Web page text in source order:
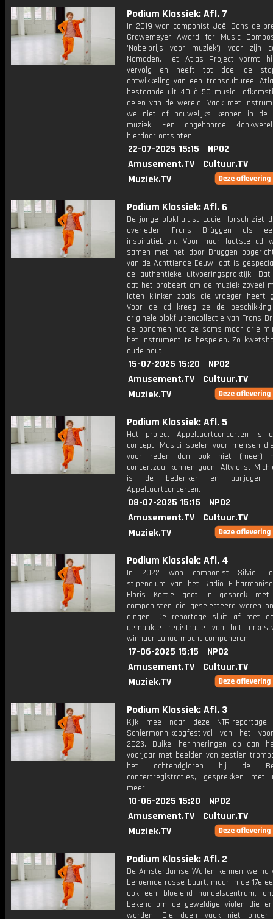
Podium Klassiek: Afl. 7
In 2019 won componist Joël Bons de
Grawemeyer Award for Music
'Nobelprijs voor muziek') voor zijn
Nomaden. Het Atlas Project vormt
vervolg en heeft tot doel de
ontwikkeling van een transcultureel
bestaande uit 40 à 50 musici,
delen van de wereld. Vaak met
we niet of nauwelijks kennen in de
muziek. Een ongehoorde
hierdoor ontsloten.
22-07-2025 15:15
NPO2
Amusement.TV
Cultuur.TV
Muziek.TV
Podium Klassiek: Afl. 6
De jonge blokfluitist Lucie Horsch ziet
overleden Frans Brüggen als
inspiratiebron. Voor haar laatste cd
samen met het door Brüggen
van de Achttiende Eeuw, dat is
de authentieke uitvoeringspraktijk.
dat het probeert om de muziek zoveel
laten klinken zoals die vroeger heeft
Voor de cd kreeg ze de
originele blokfluitencollectie van Frans
de opnamen had ze soms maar drie
het instrument te bespelen. Zo
oude hout.
15-07-2025 15:20
NPO2
Amusement.TV
Cultuur.TV
Muziek.TV
Podium Klassiek: Afl. 5
Het project Appeltaartconcerten is
concept. Musici spelen voor mensen
voor reden dan ook niet (meer)
concertzaal kunnen gaan. Altviolist
is de bedenker en aanjager
Appeltaartconcerten.
08-07-2025 15:15
NPO2
Amusement.TV
Cultuur.TV
Muziek.TV
Podium Klassiek: Afl. 4
In 2022 won componist Silvia
stipendium van het Radio
Floris Kortie gaat in gesprek
componisten die geselecteerd waren
dingen. De reportage sluit af met
gemaakte registratie van het
winnaar Lanao mocht componeren.
17-06-2025 15:15
NPO2
Amusement.TV
Cultuur.TV
Muziek.TV
Podium Klassiek: Afl. 3
Kijk mee naar deze NTR-
Schiermonnikoogfestival van het
2023. Duikel herinneringen op aan
voorjaar met beelden van zestien
het ochtendgloren bij de
concertregistraties, gesprekken met
meer.
10-06-2025 15:20
NPO2
Amusement.TV
Cultuur.TV
Muziek.TV
Podium Klassiek: Afl. 2
De Amsterdamse Wallen kennen we nu
beroemde rosse buurt, maar in de 17e
ook een bloeiend handelscentrum,
bekend om de geweldige violen die
worden. Die doen vaak niet